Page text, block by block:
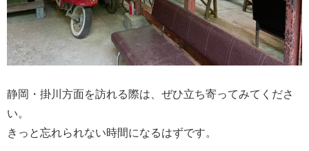
静岡・掛川方面を訪れる際は、ぜひ立ち寄ってみてくださ
い。
きっと忘れられない時間になるはずです。